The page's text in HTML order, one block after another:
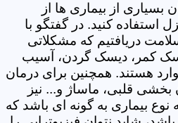
بسیاری از بیماری ها از
استفاده کنید. در گفتگو با
دریافتیم که مشکلاتی
کمر، دیسک گردن، آسیب
هستند. همچنین برای درمان
قلبی، ماساژ و... نیز
نوع بیماری به گونه ای باشد که